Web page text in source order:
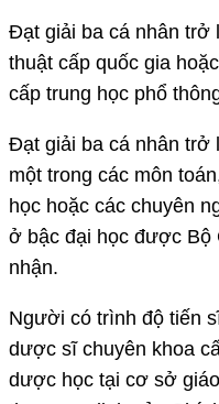
Đạt giải ba cá nhân trở
thuật cấp quốc gia
cấp trung học phổ
Đạt giải ba cá nhân trở
một trong các môn
học hoặc các chuyên
ở bậc đại học được Bộ
nhận.
Người có trình độ tiến
dược sĩ chuyên khoa
dược học tại cơ sở